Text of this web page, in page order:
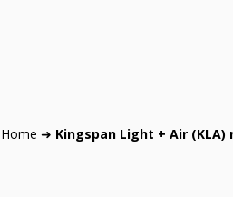
Home ➜ Kingspan Light + Air (KLA)